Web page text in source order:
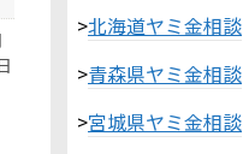
>北海道ヤミ金相談
>青森県ヤミ金相談
>宮城県ヤミ金相談